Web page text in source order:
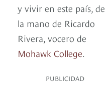
y vivir en este país, de
la mano de Ricardo
Rivera, vocero de
Mohawk College.
PUBLICIDAD